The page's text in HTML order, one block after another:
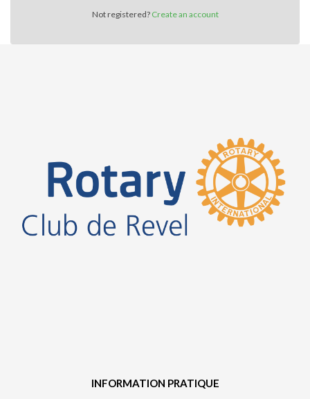
Not registered? Create an account
INFORMATION PRATIQUE